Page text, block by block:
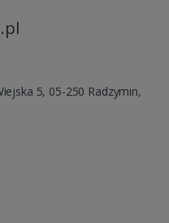
5, 05-250 Radzymin,